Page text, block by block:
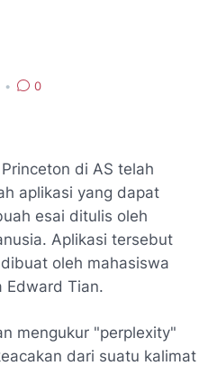
•
0
di AS telah
aplikasi yang dapat
esai ditulis oleh
Aplikasi tersebut
oleh mahasiswa
Edward Tian.
mengukur "perplexity"
dari suatu kalimat